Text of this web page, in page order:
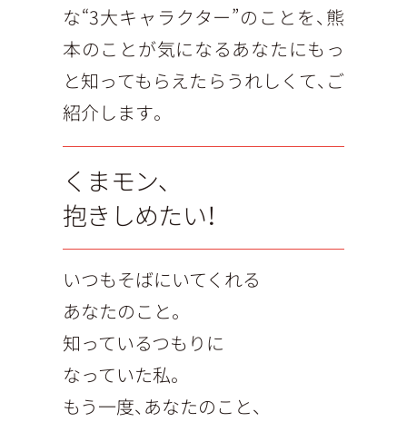
な“3大キャラクター”のことを、熊
本のことが気になるあなたにもっ
と知ってもらえたらうれしくて、ご
紹介します。
くまモン、
抱きしめたい！
いつもそばにいてくれる
あなたのこと。
知っているつもりに
なっていた私。
もう一度、あなたのこと、